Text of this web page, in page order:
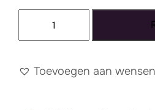
langToevoegen aan